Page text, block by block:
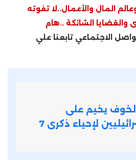
المال والأعمال..لا تفوته
والقضايا الشائكة ..هام
الاجتماعي تابعنا علي
يخيم على
استعدادات الإسرائيليين لإحياء ذكرى 7